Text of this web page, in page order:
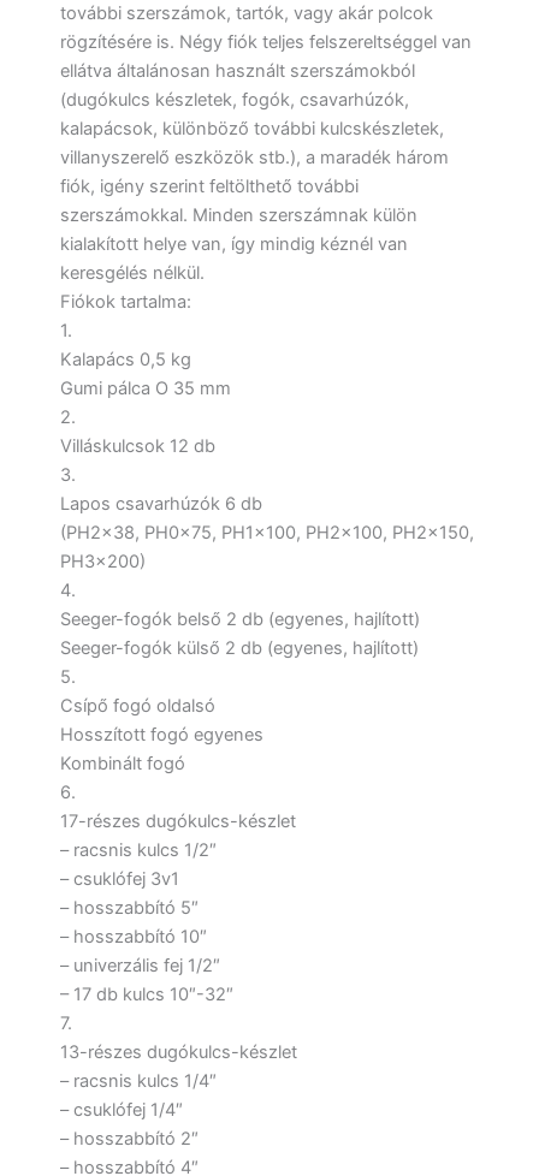
további szerszámok, tartók, vagy akár polcok
rögzítésére is. Négy fiók teljes felszereltséggel van
ellátva általánosan használt szerszámokból
(dugókulcs készletek, fogók, csavarhúzók,
kalapácsok, különböző további kulcskészletek,
villanyszerelő eszközök stb.), a maradék három
fiók, igény szerint feltölthető további
szerszámokkal. Minden szerszámnak külön
kialakított helye van, így mindig kéznél van
keresgélés nélkül.
Fiókok tartalma:
1.
Kalapács 0,5 kg
Gumi pálca O 35 mm
2.
Villáskulcsok 12 db
3.
Lapos csavarhúzók 6 db
(PH2x38, PH0x75, PH1x100, PH2x100, PH2x150,
PH3x200)
4.
Seeger-fogók belső 2 db (egyenes, hajlított)
Seeger-fogók külső 2 db (egyenes, hajlított)
5.
Csípő fogó oldalsó
Hosszított fogó egyenes
Kombinált fogó
6.
17-részes dugókulcs-készlet
– racsnis kulcs 1/2″
– csuklófej 3v1
– hosszabbító 5″
– hosszabbító 10″
– univerzális fej 1/2″
– 17 db kulcs 10″-32″
7.
13-részes dugókulcs-készlet
– racsnis kulcs 1/4″
– csuklófej 1/4″
– hosszabbító 2″
– hosszabbító 4″